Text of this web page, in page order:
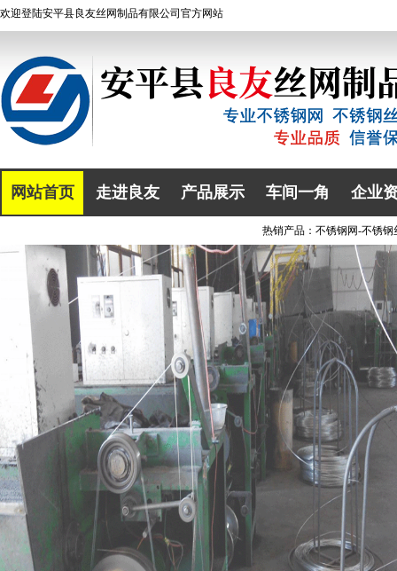
欢迎登陆安平县良友丝网制品有限公司 官方网站
网站首页 走进良友 产品展示 车间一角 企业
热销产品： 不锈钢网-不锈钢